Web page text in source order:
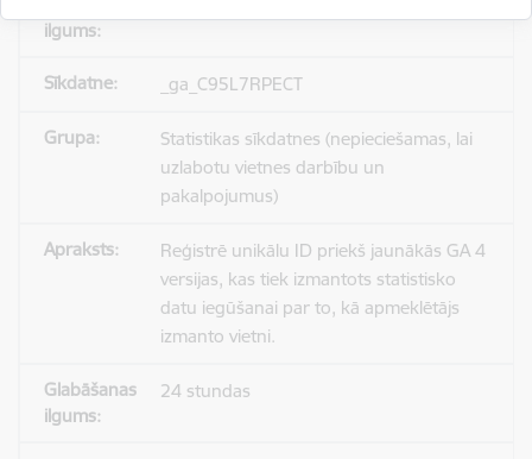
_ga_C95L7RPECT
Statistikas sīkdatnes (nepieciešamas, lai
uzlabotu vietnes darbību un
pakalpojumus)
Reģistrē unikālu ID priekš jaunākās GA 4
versijas, kas tiek izmantots statistisko
datu iegūšanai par to, kā apmeklētājs
izmanto vietni.
24 stundas